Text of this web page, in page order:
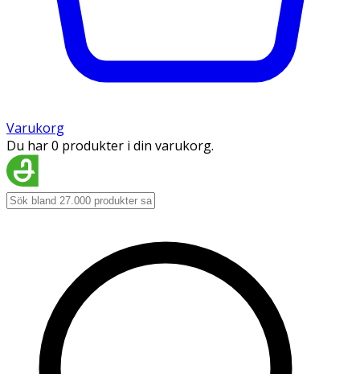
Varukorg
Du har 0 produkter i din varukorg.